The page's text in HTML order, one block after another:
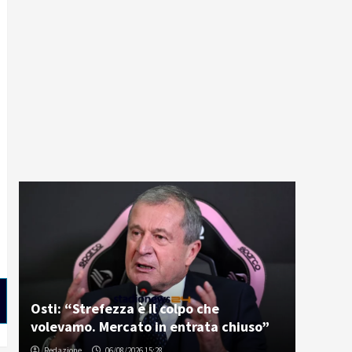
Osti: “Strefezza è il colpo che
volevamo. Mercato in entrata chiuso”